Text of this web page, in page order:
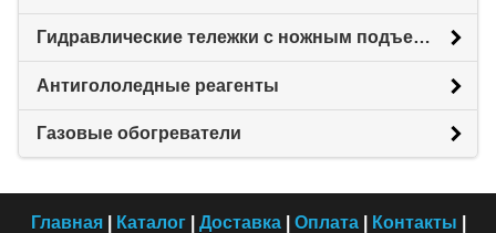
Гидравлические тележки с ножным подъемом
Антигололедные реагенты
Газовые обогреватели
Главная| Каталог| Доставка| Оплата| Контакты